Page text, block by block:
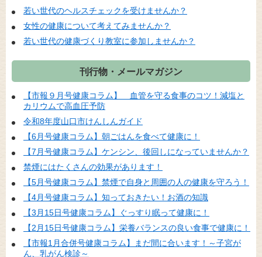
若い世代のヘルスチェックを受けませんか？
女性の健康について考えてみませんか？
若い世代の健康づくり教室に参加しませんか？
刊行物・メールマガジン
【市報９月号健康コラム】 血管を守る食事のコツ！減塩と
カリウムで高血圧予防
令和8年度山口市けんしんガイド
【6月号健康コラム】朝ごはんを食べて健康に！
【7月号健康コラム】ケンシン、後回しになっていませんか？
禁煙にはたくさんの効果があります！
【5月号健康コラム】禁煙で自身と周囲の人の健康を守ろう！
【4月号健康コラム】知っておきたい！お酒の知識
【3月15日号健康コラム】ぐっすり眠って健康に！
【2月15日号健康コラム】栄養バランスの良い食事で健康に！
【市報1月合併号健康コラム】まだ間に合います！～子宮が
ん、乳がん検診～